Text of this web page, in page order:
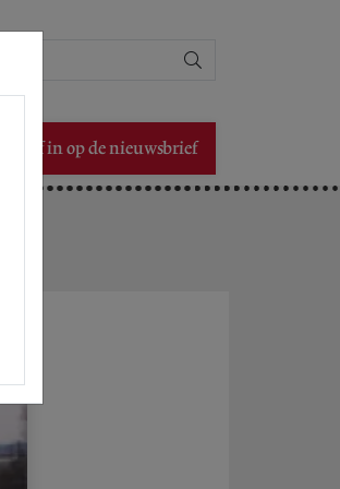
Schrijf in op de nieuwsbrief